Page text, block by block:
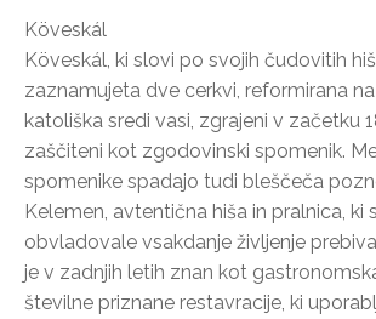
Köveskál
Köveskál, ki slovi po svojih čudovitih
zaznamujeta dve cerkvi, reformirana
katoliška sredi vasi, zgrajeni v začetku
zaščiteni kot zgodovinski spomenik.
spomenike spadajo tudi bleščeča
Kelemen, avtentična hiša in pralnica, ki
obvladovale vsakdanje življenje
je v zadnjih letih znan kot
številne priznane restavracije, ki